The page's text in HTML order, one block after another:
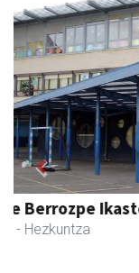
Akam espazioa
Amasa-Villabona
Previous